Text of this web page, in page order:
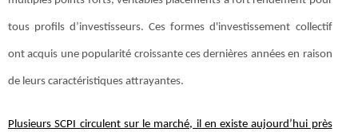
tous profils d’investisseurs. Ces formes d'investissement collectif
ont acquis une popularité croissante ces dernières années en raison
de leurs caractéristiques attrayantes.
Plusieurs SCPI circulent sur le marché, il en existe aujourd’hui près